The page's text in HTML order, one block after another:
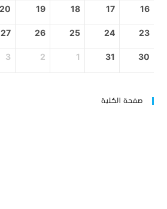
16
17
18
19
20
23
24
25
26
27
30
31
1
2
3
صفحة الكلية